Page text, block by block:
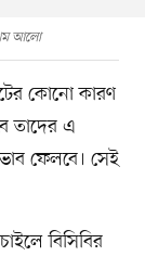
আলো
কোনো কারণ
তাদের এ
ফেলবে। সেই
বিসিবির